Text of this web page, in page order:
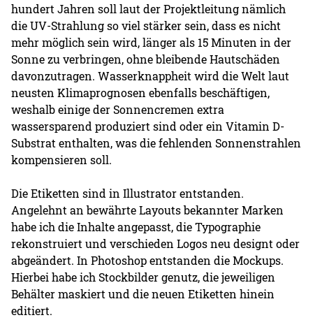
hundert Jahren soll laut der Projektleitung nämlich
die UV-Strahlung so viel stärker sein, dass es nicht
mehr möglich sein wird, länger als 15 Minuten in der
Sonne zu verbringen, ohne bleibende Hautschäden
davonzutragen. Wasserknappheit wird die Welt laut
neusten Klimaprognosen ebenfalls beschäftigen,
weshalb einige der Sonnencremen extra
wassersparend produziert sind oder ein Vitamin D-
Substrat enthalten, was die fehlenden Sonnenstrahlen
kompensieren soll.
Die Etiketten sind in Illustrator entstanden.
Angelehnt an bewährte Layouts bekannter Marken
habe ich die Inhalte angepasst, die Typographie
rekonstruiert und verschieden Logos neu designt oder
abgeändert. In Photoshop entstanden die Mockups.
Hierbei habe ich Stockbilder genutz, die jeweiligen
Behälter maskiert und die neuen Etiketten hinein
editiert.